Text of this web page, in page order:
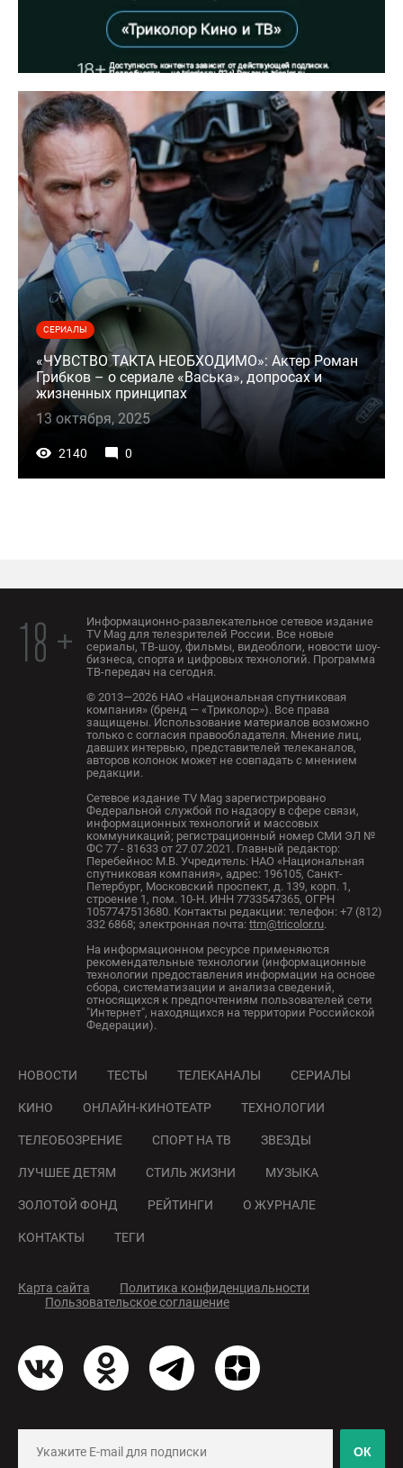
СЕРИАЛЫ
«ЧУВСТВО ТАКТА НЕОБХОДИМО»: Актер Роман
Грибков – о сериале «Васька», допросах и
жизненных принципах
13 октября, 2025
2140 0
18 +
Информационно-развлекательное сетевое издание
TV Mag для телезрителей России. Все новые
сериалы, ТВ-шоу, фильмы, видеоблоги, новости шоу-
бизнеса, спорта и цифровых технологий. Программа
ТВ-передач на сегодня.
© 2013—2026 НАО «Национальная спутниковая
компания» (бренд — «Триколор»). Все права
защищены. Использование материалов возможно
только с согласия правообладателя. Мнение лиц,
давших интервью, представителей телеканалов,
авторов колонок может не совпадать с мнением
редакции.
Сетевое издание TV Mag зарегистрировано
Федеральной службой по надзору в сфере связи,
информационных технологий и массовых
коммуникаций; регистрационный номер СМИ ЭЛ №
ФС 77 - 81633 от 27.07.2021. Главный редактор:
Перебейнос М.В. Учредитель: НАО «Национальная
спутниковая компания», адрес: 196105, Санкт-
Петербург, Московский проспект, д. 139, корп. 1,
строение 1, пом. 10-Н. ИНН 7733547365, ОГРН
1057747513680. Контакты редакции: телефон: +7 (812)
332 6868; электронная почта: ttm@tricolor.ru.
На информационном ресурсе применяются
рекомендательные технологии (информационные
технологии предоставления информации на основе
сбора, систематизации и анализа сведений,
относящихся к предпочтениям пользователей сети
"Интернет", находящихся на территории Российской
Федерации).
НОВОСТИ ТЕСТЫ ТЕЛЕКАНАЛЫ СЕРИАЛЫ
КИНО ОНЛАЙН-КИНОТЕАТР ТЕХНОЛОГИИ
ТЕЛЕОБОЗРЕНИЕ СПОРТ НА ТВ ЗВЕЗДЫ
ЛУЧШЕЕ ДЕТЯМ СТИЛЬ ЖИЗНИ МУЗЫКА
ЗОЛОТОЙ ФОНД РЕЙТИНГИ О ЖУРНАЛЕ
КОНТАКТЫ ТЕГИ
Карта сайта
Политика конфиденциальности
Пользовательское соглашение
ОК